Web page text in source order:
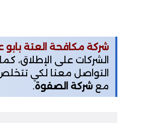
شركة مكافحة العتة
التواصل معنا لكي
معشركة الصفوة.